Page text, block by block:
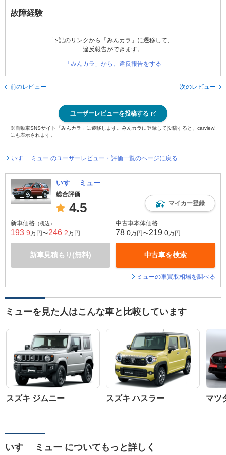
故障経験
下記のリンクから「みんカラ」に遷移して、
違反報告ができます。
「みんカラ」から、違反報告をする
前のレビュー 次のレビュー
ユーザーレビューを投稿する
※自動車SNSサイト「みんカラ」に遷移します。みんカラに登録して投稿すると、carview!
にも表示されます。
いすゞ ミュー のユーザーレビュー・評価一覧のページに戻る
いすゞ ミュー
総合評価
4.5 マイカー登録
新車価格 （税込）
193 .9万円〜246 .2万円
新車見積もり(無料)
中古車本体価格
78 .0万円〜219 .0万円
中古車を検索
ミューの車買取相場を調べる
ミューを見た人はこんな車と比較しています
スズキ ジムニー スズキ ハスラー マツ
いすゞ ミュー についてもっと詳しく